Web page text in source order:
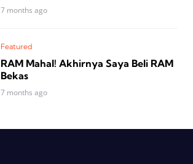
7 months ago
Featured
RAM Mahal! Akhirnya Saya Beli RAM
Bekas
7 months ago